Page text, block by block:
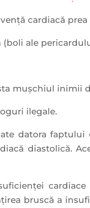
cardiacă
(boli ale
mușchiul inimii
ilegale.
datora
diastolică.
bruscă a